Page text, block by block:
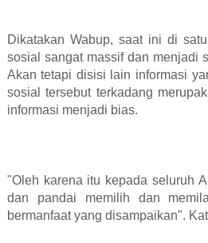
Dikatakan Wabup, saat ini di
sosial sangat massif dan menjadi
Akan tetapi disisi lain informasi
sosial tersebut terkadang
informasi menjadi bias.
"Oleh karena itu kepada seluruh
dan pandai memilih dan
bermanfaat yang disampaikan".